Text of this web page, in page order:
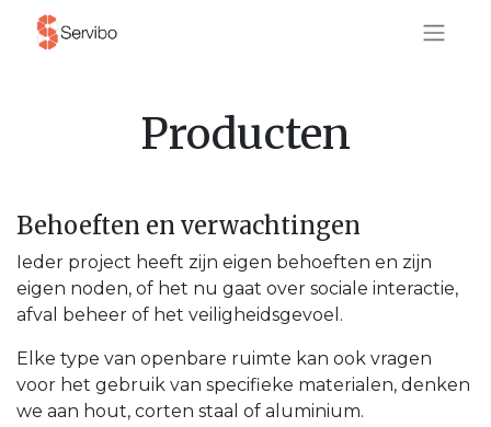
Producten
Behoeften en verwachtingen
Ieder project heeft zijn eigen behoeften en zijn
eigen noden, of het nu gaat over sociale interactie,
afval beheer of het veiligheidsgevoel.
Elke type van openbare ruimte kan ook vragen
voor het gebruik van specifieke materialen, denken
we aan hout, corten staal of aluminium.